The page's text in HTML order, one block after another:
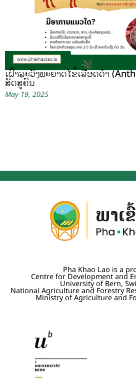
ເຝົ້າລະວັງພະຍາດໄຂ້ເລືອດດຳ
ສັດສູ່ຄົນ
May 19, 2025
Pha Khao Lao is a
Centre for Development and
University of Bern,
National Agriculture and Forestry
Ministry of Agriculture and